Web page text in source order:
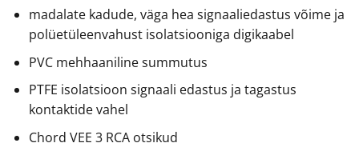
madalate kadude, väga hea signaaliedastus võime ja
polüetüleenvahust isolatsiooniga digikaabel
PVC mehhaaniline summutus
PTFE isolatsioon signaali edastus ja tagastus
kontaktide vahel
Chord VEE 3 RCA otsikud